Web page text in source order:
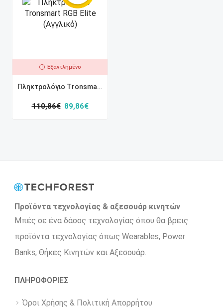
Εξαντλημένο
Πληκτρολόγιο Tronsmart RGB Elite (Αγγλικό)
110,86€ 89,86€
Προϊόντα τεχνολογίας & αξεσουάρ κινητών
Μπές σε ένα δάσος τεχνολογίας όπου θα βρεις
προϊόντα τεχνολογίας όπως Wearables, Power
Βanks, Θήκες Κινητών και Αξεσουάρ.
ΠΛΗΡΟΦΟΡΙΕΣ
Όροι Χρήσης & Πολιτική Απορρήτου